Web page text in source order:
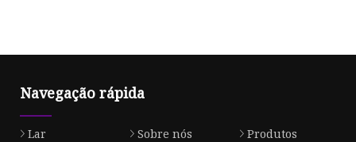
Navegação rápida
Lar Sobre nós
Produtos